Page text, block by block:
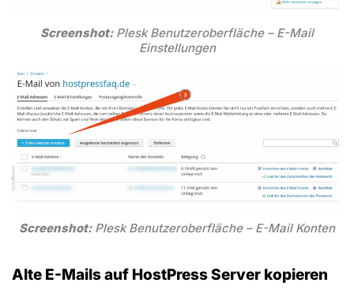
Screenshot:Plesk Benutzeroberfläche – E-Mail
Einstellungen
Screenshot:Plesk Benutzeroberfläche – E-Mail Konten
Alte E-Mails auf HostPress Server kopieren